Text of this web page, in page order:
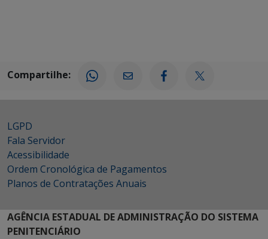
Compartilhe:
LGPD
Fala Servidor
Acessibilidade
Ordem Cronológica de Pagamentos
Planos de Contratações Anuais
AGÊNCIA ESTADUAL DE ADMINISTRAÇÃO DO SISTEMA
PENITENCIÁRIO